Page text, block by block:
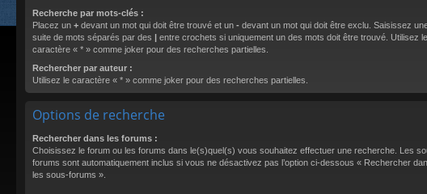
Recherche par mots-clés :
Placez un + devant un mot qui doit être trouvé et un - devant un mot qui doit être exclu. Saisissez
suite de mots séparés par des | entre crochets si uniquement un des mots doit être trouvé. Utilisez le
caractère « * » comme joker pour des recherches partielles.
Rechercher par auteur :
Utilisez le caractère « * » comme joker pour des recherches partielles.
Options de recherche
Rechercher dans les forums :
Choisissez le forum ou les forums dans le(s)quel(s) vous souhaitez effectuer une recherche. Les
forums sont automatiquement inclus si vous ne désactivez pas l’option ci-dessous « Rechercher
les sous-forums ».